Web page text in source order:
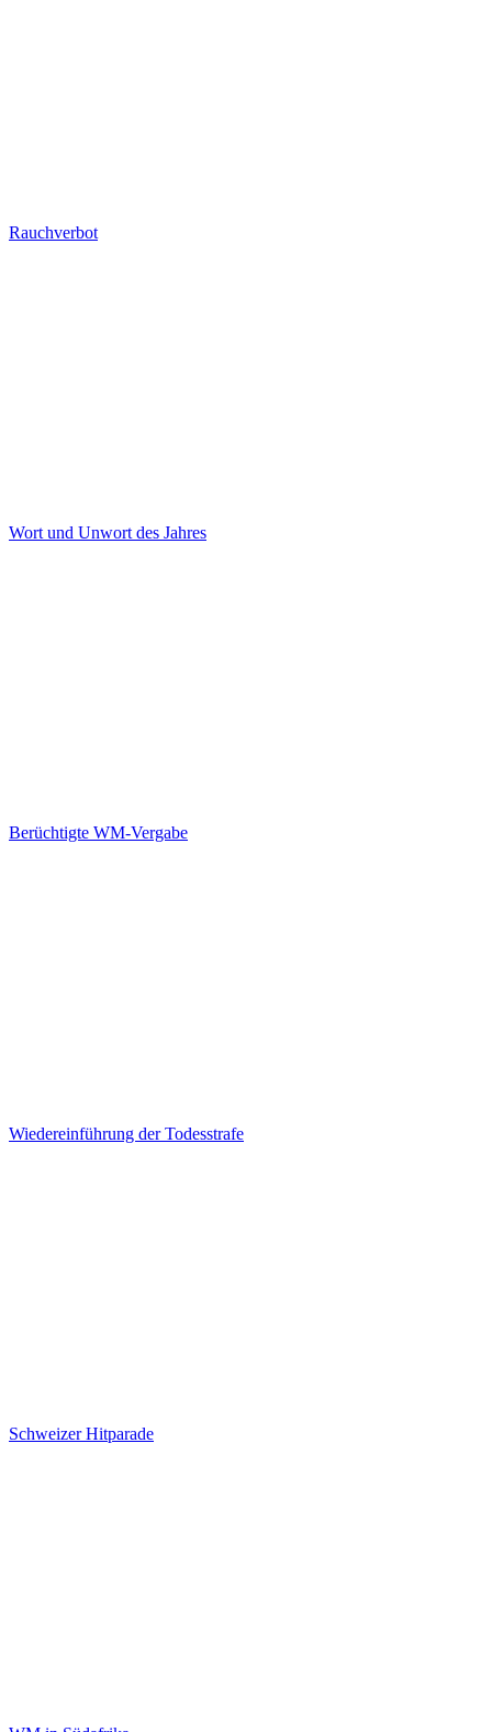
Rauchverbot
Wort und Unwort des Jahres
Berüchtigte WM-Vergabe
Wiedereinführung der Todesstrafe
Schweizer Hitparade